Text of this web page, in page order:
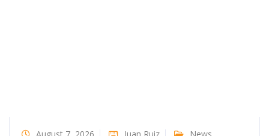
August 7, 2026 Juan Ruiz News